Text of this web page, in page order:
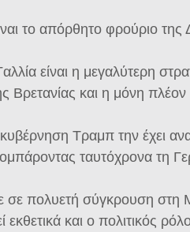
το απόρθητο φρούριο
είναι η μεγαλύτερη
Βρετανίας και η μόνη
Τραμπ την έχει
ταυτόχρονα τη
σε πολυετή σύγκρουση στη
εκθετικά και ο πολιτικός